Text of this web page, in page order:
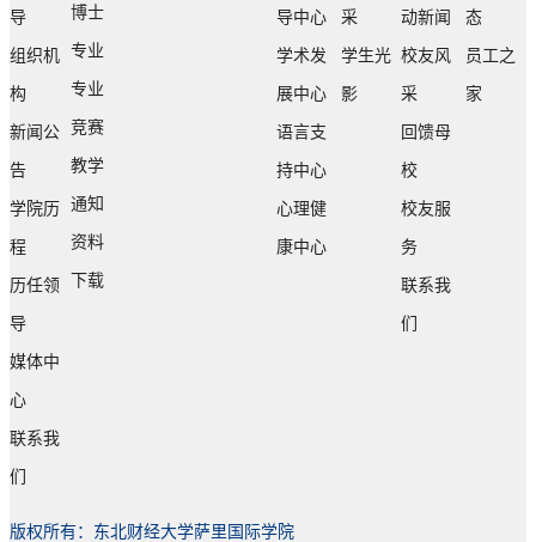
导
组织机
构
新闻公
告
学院历
程
历任领
导
媒体中
心
联系我
们
博士
专业
专业
竞赛
教学
通知
资料
下载
导中心
学术发
展中心
语言支
持中心
心理健
康中心
采
学生光
影
动新闻
校友风
采
回馈母
校
校友服
务
联系我
们
态
员工之
家
版权所有：东北财经大学萨里国际学院